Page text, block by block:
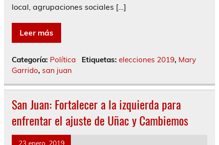
local, agrupaciones sociales […]
Leer más
Categoría: Política Etiquetas: elecciones 2019, Mary
Garrido, san juan
San Juan: Fortalecer a la izquierda para
enfrentar el ajuste de Uñac y Cambiemos
23 enero, 2019